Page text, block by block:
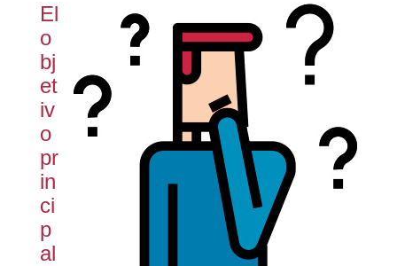
El
o
bj
et
iv
o
pr
in
ci
p
al